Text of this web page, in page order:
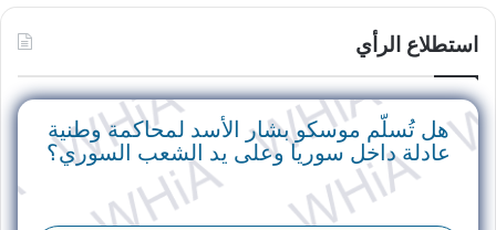
استطلاع الرأي
هل تُسلّم موسكو بشار الأسد لمحاكمة وطنية
عادلة داخل سوريا وعلى يد الشعب السوري؟